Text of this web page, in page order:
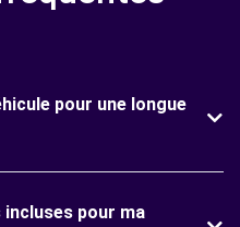
pour une longue
pour ma